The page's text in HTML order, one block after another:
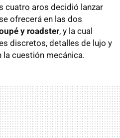
cuatro aros decidió lanzar
ofrecerá en las dos
y roadster, y la cual
discretos, detalles de lujo y
cuestión mecánica.